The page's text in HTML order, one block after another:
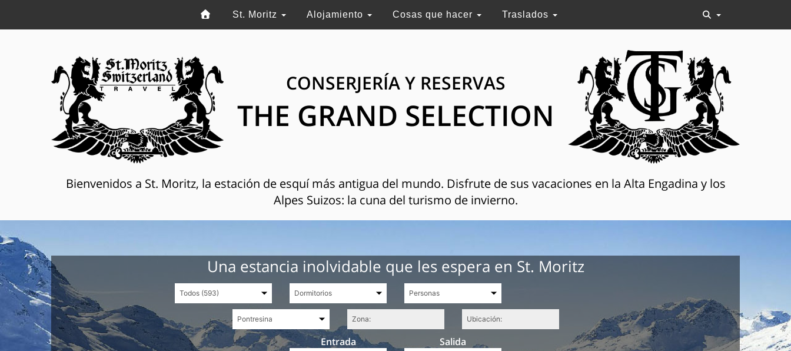
St. Moritz Alojamiento Cosas que hacer Traslados
CONSERJERÍA Y RESERVAS
THE GRAND SELECTION
Bienvenidos a St. Moritz, la estación de esquí más antigua del mundo. Disfrute de sus vacaciones en la Alta Engadina y los
Alpes Suizos: la cuna del turismo de invierno.
Una estancia inolvidable que les espera en St. Moritz
Entrada Salida